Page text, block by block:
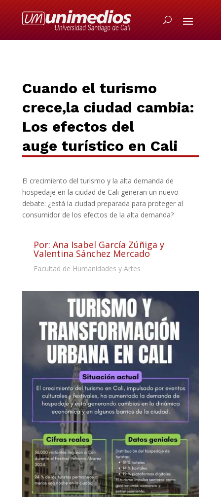
Cuando el turismo
crece,la ciudad cambia:
Los efectos del
auge turístico en Cali
El crecimiento del turismo y la alta demanda de
hospedaje en la ciudad de Cali generan un nuevo
debate: ¿está la ciudad preparada para proteger al
consumidor de los efectos de la alta demanda?
Por: Ana Isabel García Zúñiga y
Valentina Sánchez Mercado
Facultad de Humanidades y Artes